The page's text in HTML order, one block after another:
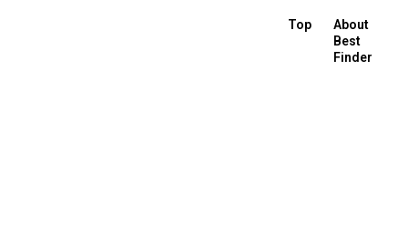
Top
About
Best
Finder